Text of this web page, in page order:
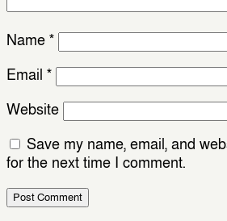
Name *
Email *
Website
Save my name, email, and
for the next time I comment.